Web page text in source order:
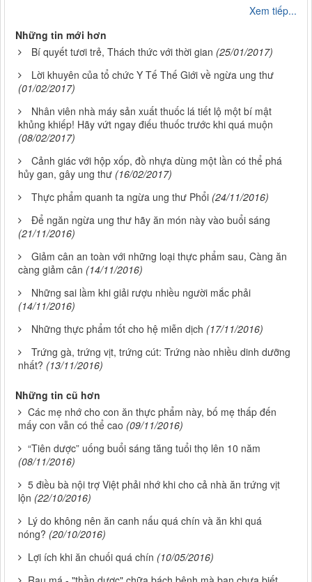
Xem tiếp...
Những tin mới hơn
Bí quyết tươi trẻ, Thách thức với thời gian (25/01/2017)
Lời khuyên của tổ chức Y Tế Thế Giới về ngừa ung thư
(01/02/2017)
Nhân viên nhà máy sản xuất thuốc lá tiết lộ một bí mật
khủng khiếp! Hãy vứt ngay điếu thuốc trước khi quá muộn
(08/02/2017)
Cảnh giác với hộp xốp, đồ nhựa dùng một lần có thể phá
hủy gan, gây ung thư (16/02/2017)
Thực phẩm quanh ta ngừa ung thư Phổi (24/11/2016)
Để ngăn ngừa ung thư hãy ăn món này vào buổi sáng
(21/11/2016)
Giảm cân an toàn với những loại thực phẩm sau, Càng ăn
càng giảm cân (14/11/2016)
Những sai lầm khi giải rượu nhiều người mắc phải
(14/11/2016)
Những thực phẩm tốt cho hệ miễn dịch (17/11/2016)
Trứng gà, trứng vịt, trứng cút: Trứng nào nhiều dinh dưỡng
nhất? (13/11/2016)
Những tin cũ hơn
Các mẹ nhớ cho con ăn thực phẩm này, bố mẹ thấp đến
mấy con vẫn có thể cao (09/11/2016)
“Tiên dược” uống buổi sáng tăng tuổi thọ lên 10 năm
(08/11/2016)
5 điều bà nội trợ Việt phải nhớ khi cho cả nhà ăn trứng vịt
lộn (22/10/2016)
Lý do không nên ăn canh nấu quá chín và ăn khi quá
nóng? (20/10/2016)
Lợi ích khi ăn chuối quá chín (10/05/2016)